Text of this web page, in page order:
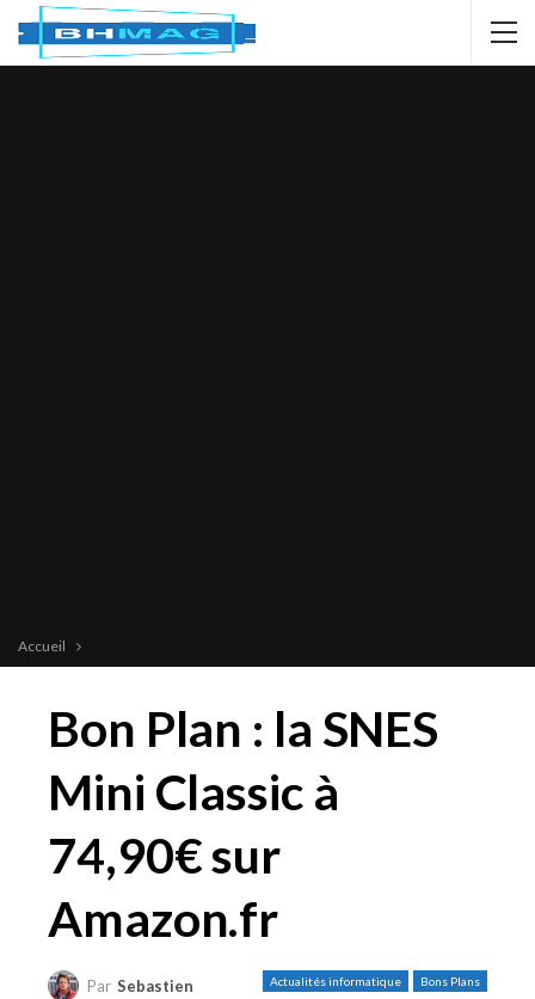
Accueil
Bon Plan : la SNES
Mini Classic à
74,90€ sur
Amazon.fr
Actualités informatique Bons Plans
Par Sebastien